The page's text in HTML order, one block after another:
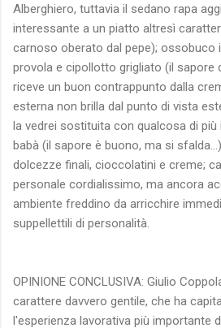
Alberghiero, tuttavia il sedano rapa
interessante a un piatto altresì
carnoso oberato dal pepe); ossobuco
provola e cipollotto grigliato (il sapore
riceve un buon contrappunto dalla
esterna non brilla dal punto di vista
la vedrei sostituita con qualcosa di
babà (il sapore è buono, ma si
dolcezze finali, cioccolatini e creme;
personale cordialissimo, ma ancora
ambiente freddino da arricchire
suppellettili di personalità.
OPINIONE CONCLUSIVA: Giulio
carattere davvero gentile, che ha
l'esperienza lavorativa più importante